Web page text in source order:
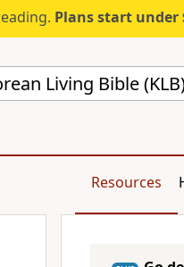
Plans start under
Living Bible
Resources